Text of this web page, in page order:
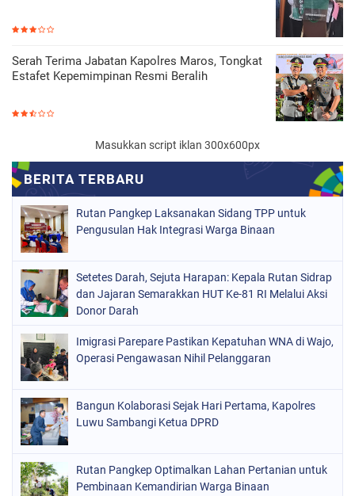
Serah Terima Jabatan Kapolres Maros, Tongkat
Estafet Kepemimpinan Resmi Beralih
Masukkan script iklan 300x600px
Rutan Pangkep Laksanakan Sidang TPP untuk
Pengusulan Hak Integrasi Warga Binaan
Setetes Darah, Sejuta Harapan: Kepala Rutan Sidrap
dan Jajaran Semarakkan HUT Ke-81 RI Melalui Aksi
Donor Darah
Imigrasi Parepare Pastikan Kepatuhan WNA di Wajo,
Operasi Pengawasan Nihil Pelanggaran
Bangun Kolaborasi Sejak Hari Pertama, Kapolres
Luwu Sambangi Ketua DPRD
Rutan Pangkep Optimalkan Lahan Pertanian untuk
Pembinaan Kemandirian Warga Binaan